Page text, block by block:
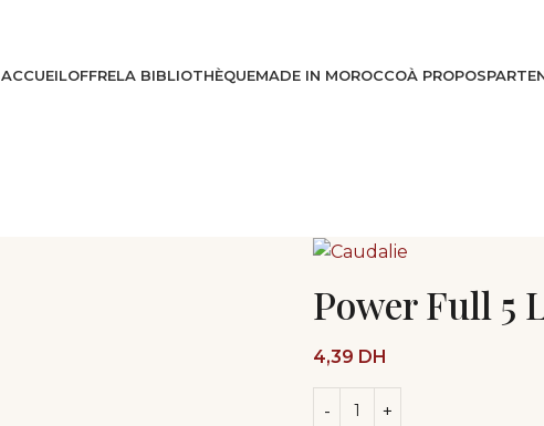
ACCUEILOFFRELA BIBLIOTHÈQUEMADE IN MOROCCOÀ PROPOS
Power Full 5
4,39 DH